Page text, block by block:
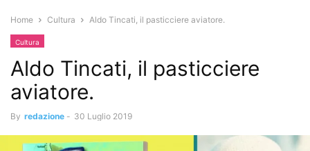
Home Cultura Aldo Tincati, il pasticciere aviatore.
Cultura
Aldo Tincati, il pasticciere
aviatore.
By redazione - 30 Luglio 2019